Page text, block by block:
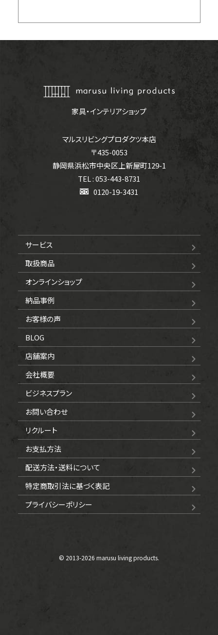
家具・インテリアショップ
マルスリビングプロダクツ本店
〒435-0053
静岡県浜松市中央区上新屋町129-1
TEL : 053-443-8731
0120-19-3431
サービス
取扱商品
オンラインショップ
納品事例
お客様の声
BLOG
店舗案内
会社概要
ビジネスプラン
お問い合わせ
リクルート
お支払方法
配送方法・送料について
特定商取引法に基づく表記
プライバシーポリシー
© 2013-2026 marusu living products.